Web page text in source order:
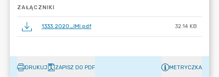
ZAŁĄCZNIKI
1333.2020_IMI.pdf 32.14 KB
DRUKUJ ZAPISZ DO PDF METRYCZKA